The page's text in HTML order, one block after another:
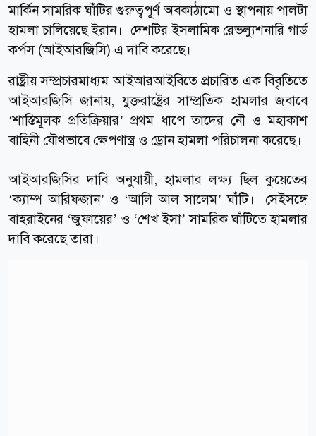
মার্কিন সামরিক ঘাঁটির গুরুত্বপূর্ণ অবকাঠামো ও স্থাপনায় পালটা
হামলা চালিয়েছে ইরান। দেশটির ইসলামিক রেভল্যুশনারি গার্ড
কর্পস (আইআরজিসি) এ দাবি করেছে।
রাষ্ট্রীয় সম্প্রচারমাধ্যম আইআরআইবিতে প্রচারিত এক বিবৃতিতে
আইআরজিসি জানায়, যুক্তরাষ্ট্রের সাম্প্রতিক হামলার জবাবে
‘শাস্তিমূলক প্রতিক্রিয়ার’ প্রথম ধাপে তাদের নৌ ও মহাকাশ
বাহিনী যৌথভাবে ক্ষেপণাস্ত্র ও ড্রোন হামলা পরিচালনা করেছে।
আইআরজিসির দাবি অনুযায়ী, হামলার লক্ষ্য ছিল কুয়েতের
‘ক্যাম্প আরিফজান’ ও ‘আলি আল সালেম’ ঘাঁটি। সেইসঙ্গে
বাহরাইনের ‘জুফায়ের’ ও ‘শেখ ইসা’ সামরিক ঘাঁটিতে হামলার
দাবি করেছে তারা।